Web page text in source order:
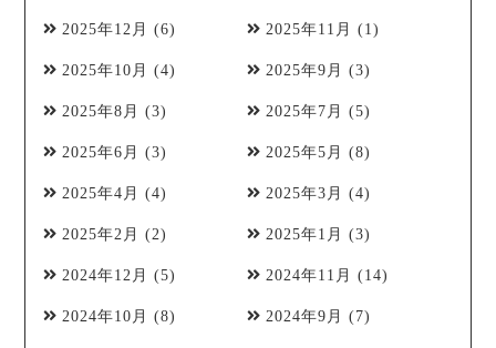
2025年12月 (6) 2025年11月 (1)
2025年10月 (4) 2025年9月 (3)
2025年8月 (3) 2025年7月 (5)
2025年6月 (3) 2025年5月 (8)
2025年4月 (4) 2025年3月 (4)
2025年2月 (2) 2025年1月 (3)
2024年12月 (5) 2024年11月 (14)
2024年10月 (8) 2024年9月 (7)